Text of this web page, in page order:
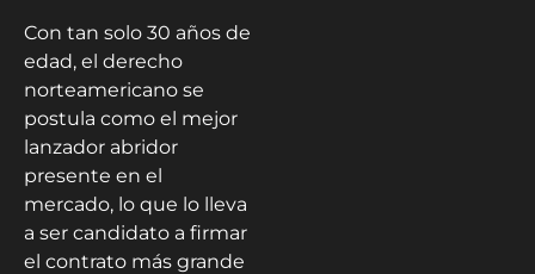
Con tan solo 30 años de
edad, el derecho
norteamericano se
postula como el mejor
lanzador abridor
presente en el
mercado, lo que lo lleva
a ser candidato a firmar
el contrato más grande